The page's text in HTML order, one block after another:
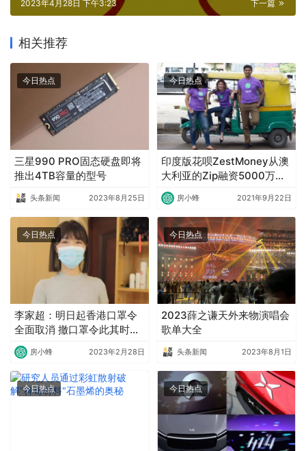
下一篇
2023年4月28日 下午3:23
相关推荐
今日热点
三星990 PRO固态硬盘即将
推出4TB容量的型号
头条新闻 2023年8月25日
今日热点
印度版花呗ZestMoney从澳
大利亚的Zip融资5000万美
元
房小蜂 2021年9月22日
今日热点
李家超：明日起香港口罩令
全面取消 撤口罩令此其时矣
港人可自决佩戴
房小蜂 2023年2月28日
今日热点
2023薛之谦天外来物演唱会
歌单大全
头条新闻 2023年8月1日
今日热点 今日热点